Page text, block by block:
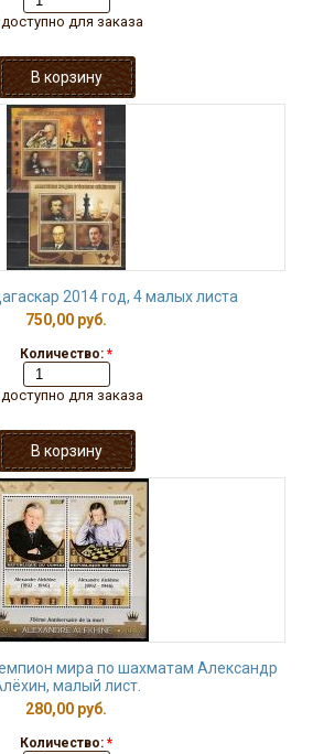
для заказа
2014 год, 4 малых листа
750,00 руб.
Количество: *
для заказа
мира по шахматам Александр
малый лист.
280,00 руб.
Количество: *